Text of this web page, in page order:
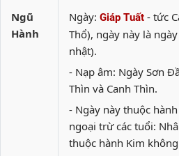
Ngũ
Hành
Ngày: Giáp Tuất - tức
Thổ), ngày này là
nhật).
- Nạp âm: Ngày Sơn
Thìn và Canh Thìn.
- Ngày này thuộc
ngoại trừ các tuổi:
thuộc hành Kim